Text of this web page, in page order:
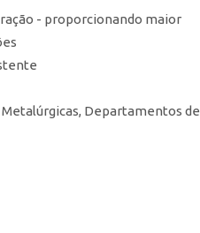
- proporcionando maior
Departamentos de